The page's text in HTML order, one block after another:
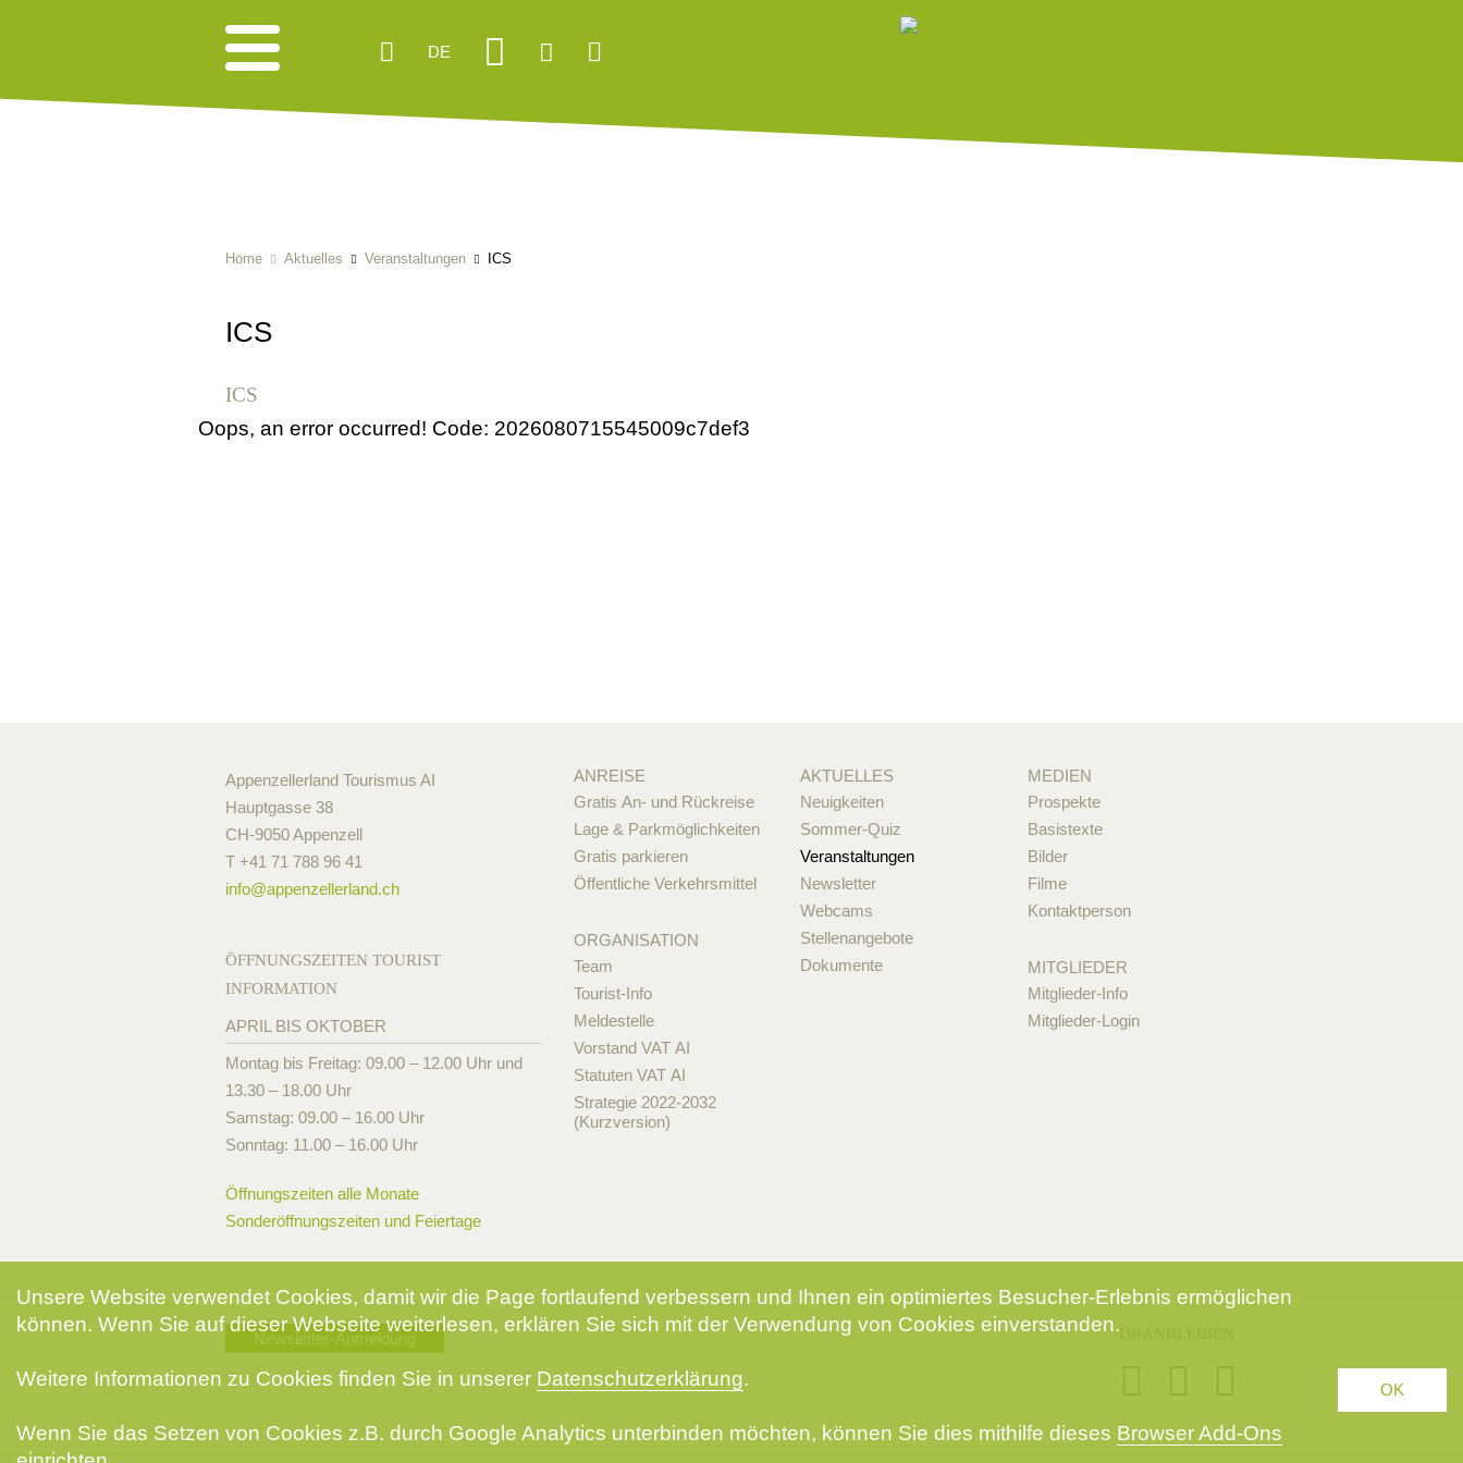
DE
Home Aktuelles Veranstaltungen ICS
ICS
ICS
Oops, an error occurred! Code: 2026080715545009c7def3
Appenzellerland Tourismus AI
Hauptgasse 38
CH-9050 Appenzell
T +41 71 788 96 41
info@appenzellerland.ch
ÖFFNUNGSZEITEN TOURIST
INFORMATION
APRIL BIS OKTOBER
Montag bis Freitag: 09.00 – 12.00 Uhr und
13.30 – 18.00 Uhr
Samstag: 09.00 – 16.00 Uhr
Sonntag: 11.00 – 16.00 Uhr
Öffnungszeiten alle Monate
Sonderöffnungszeiten und Feiertage
ANREISE
Gratis An- und Rückreise
Lage & Parkmöglichkeiten
Gratis parkieren
Öffentliche Verkehrsmittel
ORGANISATION
Team
Tourist-Info
Meldestelle
Vorstand VAT AI
Statuten VAT AI
Strategie 2022-2032
(Kurzversion)
AKTUELLES
Neuigkeiten
Sommer-Quiz
Veranstaltungen
Newsletter
Webcams
Stellenangebote
Dokumente
MEDIEN
Prospekte
Basistexte
Bilder
Filme
Kontaktperson
MITGLIEDER
Mitglieder-Info
Mitglieder-Login
Newsletter-Anmeldung
Unsere Website verwendet Cookies, damit wir die Page fortlaufend verbessern und Ihnen ein optimiertes Besucher-Erlebnis ermöglichen
können. Wenn Sie auf dieser Webseite weiterlesen, erklären Sie sich mit der Verwendung von Cookies einverstanden.
Weitere Informationen zu Cookies finden Sie in unserer Datenschutzerklärung.
Wenn Sie das Setzen von Cookies z.B. durch Google Analytics unterbinden möchten, können Sie dies mithilfe dieses Browser Add-Ons
OK